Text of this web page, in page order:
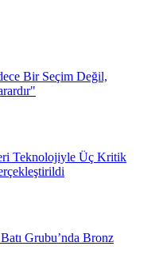
Bir Seçim Değil,
Teknolojiyle Üç Kritik
Grubu’nda Bronz